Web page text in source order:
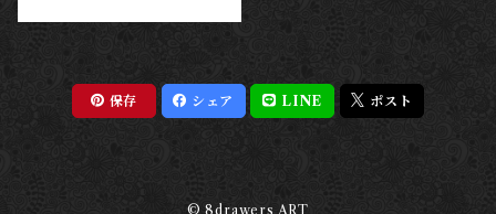
保存 シェア LINE ポスト
© 8drawers ART